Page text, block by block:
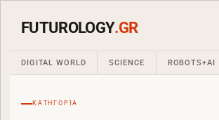
FUTUROLOGY.GR
DIGITAL WORLD SCIENCE ROBOTS+AI
ΚΑΤΗΓΟΡΊΑ